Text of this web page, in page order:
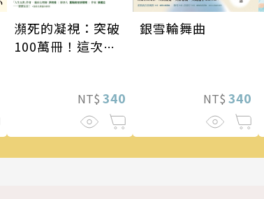
瀕死的凝視：突破
100萬冊！這次的
NT$ 340
銀雪輪舞曲
NT$ 340